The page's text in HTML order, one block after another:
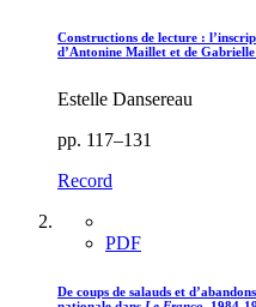
Constructions de lecture :
d’Antonine Maillet et de
Estelle Dansereau
pp. 117–131
Record
PDF
De coups de salauds et